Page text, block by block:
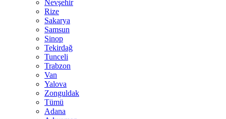
Nevşehir
Rize
Sakarya
Samsun
Sinop
Tekirdağ
Tunceli
Trabzon
Van
Yalova
Zonguldak
Tümü
Adana